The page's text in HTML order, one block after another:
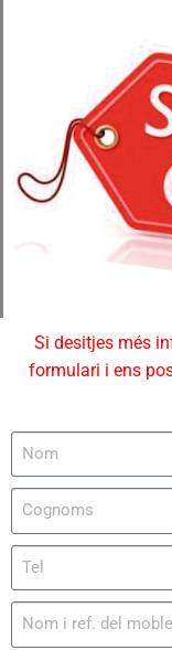
Si desitjes més
formulari i ens